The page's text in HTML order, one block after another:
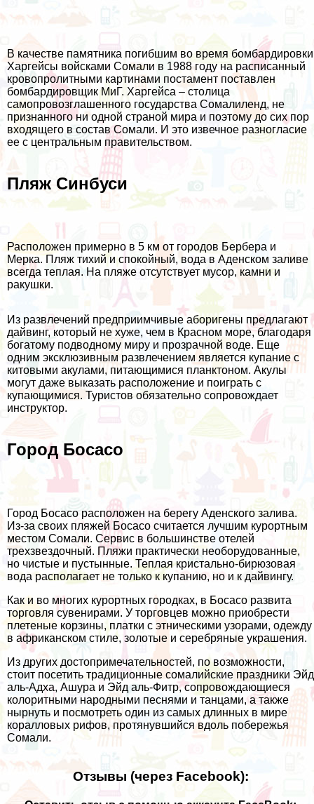
В качестве памятника погибшим во время бомбардировки
Харгейсы войсками Сомали в 1988 году на расписанный
кровопролитными картинами постамент поставлен
бомбардировщик МиГ. Харгейса – столица
самопровозглашенного государства Сомалиленд, не
признанного ни одной страной мира и поэтому до сих пор
входящего в состав Сомали. И это извечное разногласие
ее с центральным правительством.
Пляж Синбуси
Расположен примерно в 5 км от городов Бербера и
Мерка. Пляж тихий и спокойный, вода в Аденском заливе
всегда теплая. На пляже отсутствует мусор, камни и
ракушки.
Из развлечений предприимчивые аборигены предлагают
дайвинг, который не хуже, чем в Красном море, благодаря
богатому подводному миру и прозрачной воде. Еще
одним эксклюзивным развлечением является купание с
китовыми акулами, питающимися планктоном. Акулы
могут даже выказать расположение и поиграть с
купающимися. Туристов обязательно сопровождает
инструктор.
Город Босасо
Город Босасо расположен на берегу Аденского залива.
Из-за своих пляжей Босасо считается лучшим курортным
местом Сомали. Сервис в большинстве отелей
трехзвездочный. Пляжи практически необорудованные,
но чистые и пустынные. Теплая кристально-бирюзовая
вода располагает не только к купанию, но и к дайвингу.
Как и во многих курортных городках, в Босасо развита
торговля сувенирами. У торговцев можно приобрести
плетеные корзины, платки с этническими узорами, одежду
в африканском стиле, золотые и серебряные украшения.
Из других достопримечательностей, по возможности,
стоит посетить традиционные сомалийские праздники Эйд
аль-Адха, Ашура и Эйд аль-Фитр, сопровождающиеся
колоритными народными песнями и танцами, а также
нырнуть и посмотреть один из самых длинных в мире
коралловых рифов, протянувшийся вдоль побережья
Сомали.
Отзывы (через Facebook):